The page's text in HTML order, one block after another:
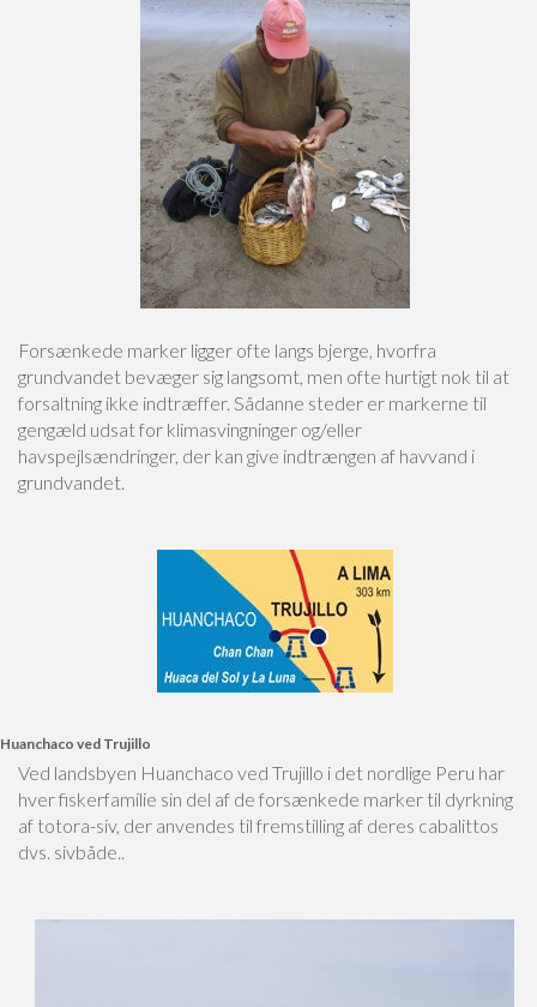
Forsænkede marker ligger ofte langs bjerge, hvorfra
grundvandet bevæger sig langsomt, men ofte hurtigt nok til at
forsaltning ikke indtræffer. Sådanne steder er markerne til
gengæld udsat for klimasvingninger og/eller
havspejlsændringer, der kan give indtrængen af havvand i
grundvandet.
Huanchaco ved Trujillo
Ved landsbyen Huanchaco ved Trujillo i det nordlige Peru har
hver fiskerfamilie sin del af de forsænkede marker til dyrkning
af totora-siv, der anvendes til fremstilling af deres cabalittos
dvs. sivbåde..